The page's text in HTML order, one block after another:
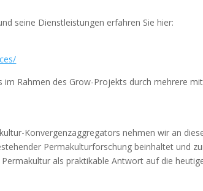
seine Dienstleistungen erfahren Sie hier:
im Rahmen des Grow-Projekts durch mehrere
Konvergenzaggregators nehmen wir an
Permakulturforschung beinhaltet und
als praktikable Antwort auf die